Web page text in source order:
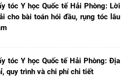
tóc Y học Quốc tế Hải Phòng: Lời
cho bài toán hói đầu, rụng tóc lâu
tóc Y học Quốc tế Hải Phòng: Địa
quy trình và chi phí chi tiết